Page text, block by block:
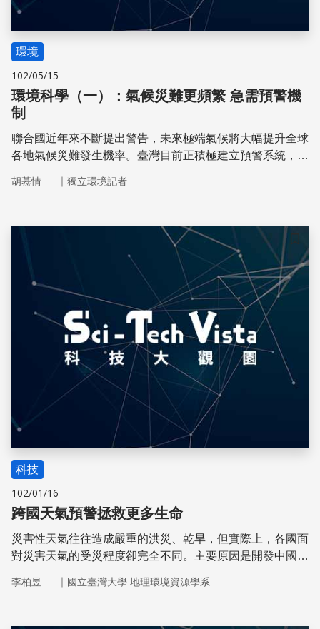
環境
102/05/15
環境科學（一）：氣候災難更頻繁 急需預警機
制
聯合國近年來不斷提出警告，未來極端氣候將大幅提升全球
各地氣候災難發生機率。臺灣目前正積極建立預警系統，期
胡慕情 ｜ 獨立環境記者
儲存
科技
102/01/16
跨國天氣預警拯救更多生命
災害性天氣往往造成嚴重的洪災、乾旱，但實際上，各國面
對災害天氣的受災程度卻完全不同。主要原因是開發中國家
警的互助合作，以提升氣象預報的精準度，挽救更多的生命
李柏昱 ｜ 國立臺灣大學 地理環境資源學系